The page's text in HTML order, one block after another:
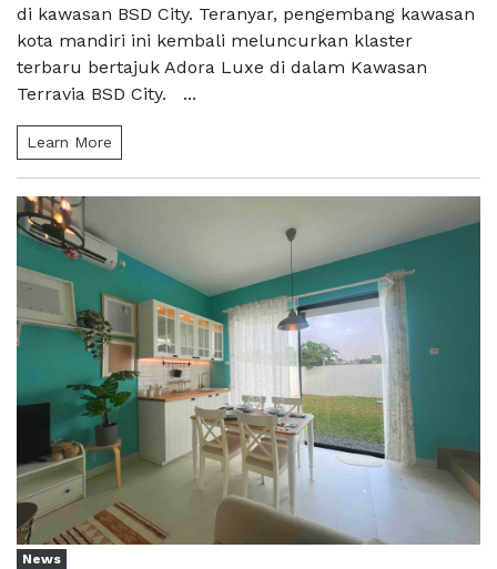
di kawasan BSD City. Teranyar, pengembang kawasan
kota mandiri ini kembali meluncurkan klaster
terbaru bertajuk Adora Luxe di dalam Kawasan
Terravia BSD City. ...
Learn More
News